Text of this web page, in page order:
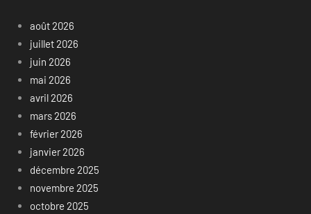
août 2026
juillet 2026
juin 2026
mai 2026
avril 2026
mars 2026
février 2026
janvier 2026
décembre 2025
novembre 2025
octobre 2025